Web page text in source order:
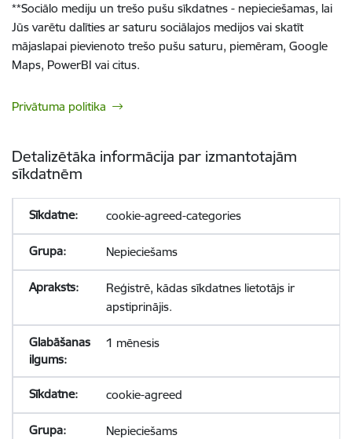
**Sociālo mediju un trešo pušu sīkdatnes - nepieciešamas, lai
Jūs varētu dalīties ar saturu sociālajos medijos vai skatīt
mājaslapai pievienoto trešo pušu saturu, piemēram, Google
Maps, PowerBI vai citus.
Privātuma politika
Detalizētāka informācija par izmantotajām
sīkdatnēm
cookie-agreed-categories
Nepieciešams
Reģistrē, kādas sīkdatnes lietotājs ir
apstiprinājis.
1 mēnesis
cookie-agreed
Nepieciešams